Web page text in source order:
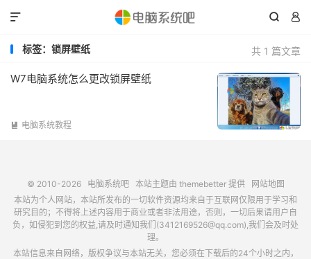
 

共 1 篇文章
标签：锁屏壁纸
W7电脑系统怎么更改锁屏壁纸
 电脑系统教程
© 2010-2026 电脑系统吧本站主题由 themebetter提供
网站地图
本站为个人网站，本站所发布的一切软件资源均来自于互联网仅限用于学习和
研究目的；不得将上述内容用于商业或者非法用途，否则，一切后果请用户自
负，如侵犯到您的权益,请及时通知我们(3412169526@qq.com),我们会及时处
理。
本站信息来自网络，版权争议与本站无关，您必须在下载后的24个小时之内，